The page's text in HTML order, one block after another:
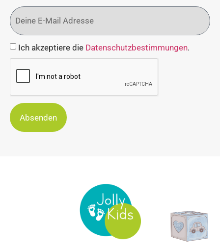
Ich akzeptiere die Datenschutzbestimmungen.
Absenden